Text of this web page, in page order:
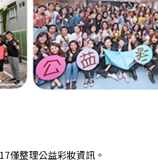
僅整理公益彩妝資訊。